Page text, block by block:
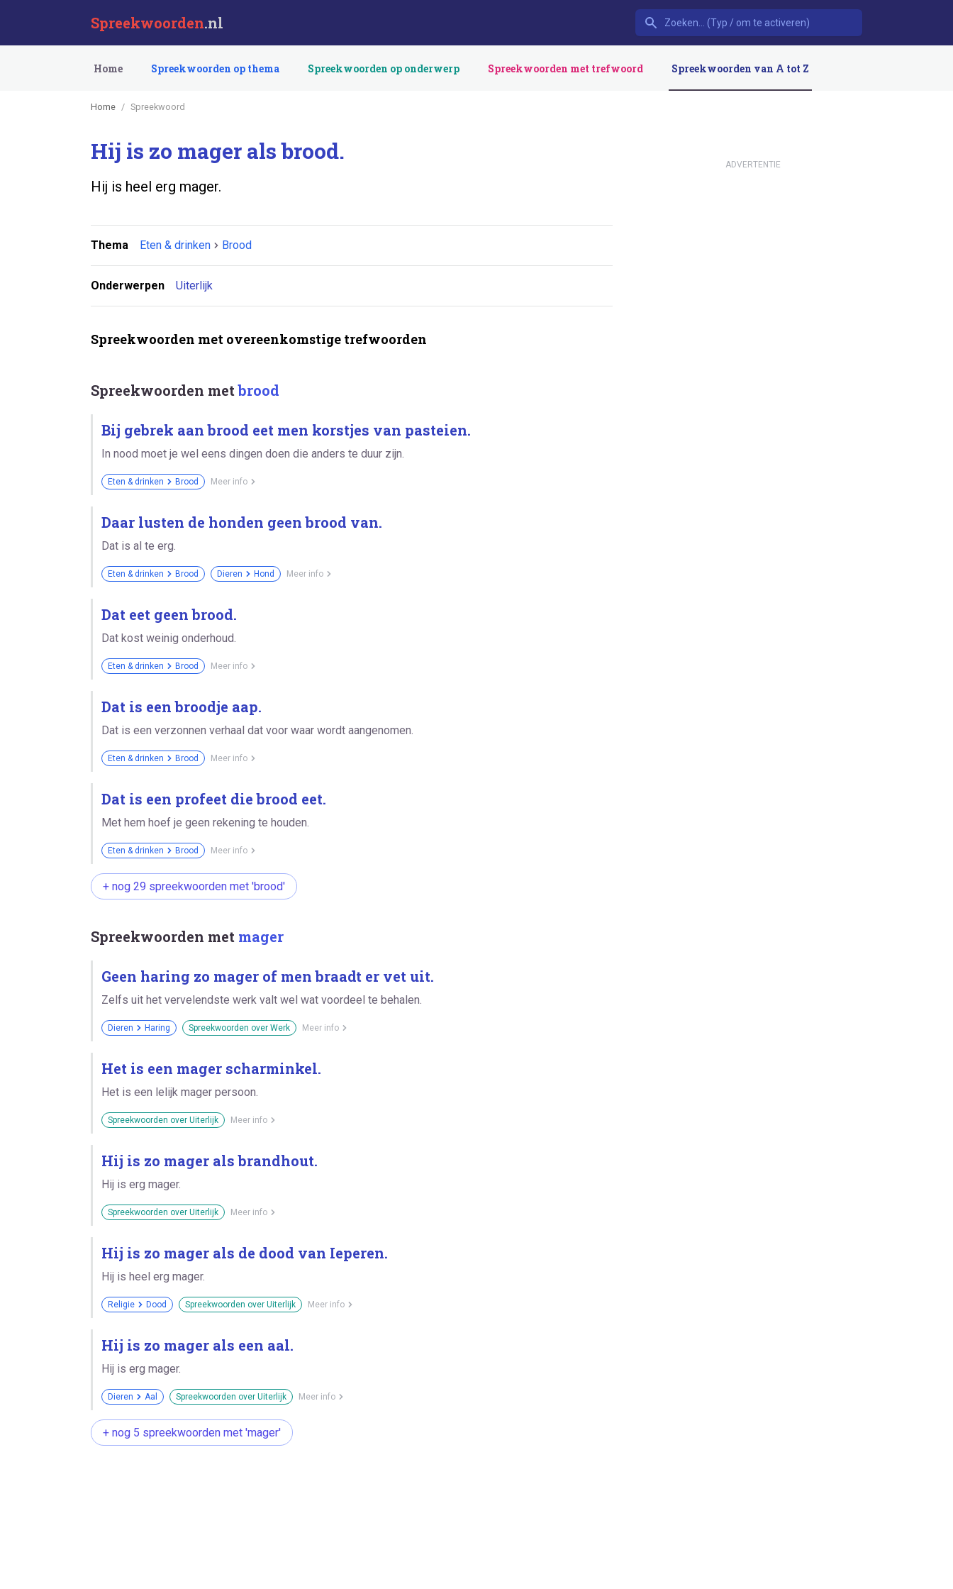
Spreekwoorden.nl
Home Spreekwoorden op thema Spreekwoorden op onderwerp Spreekwoorden met trefwoord Spreekwoorden van A tot Z
Home Spreekwoord
Hij is zo mager als brood.
Hij is heel erg mager.
Thema Eten & drinken Brood
Onderwerpen Uiterlijk
Spreekwoorden met overeenkomstige trefwoorden
Spreekwoorden metbrood
Bij gebrek aan brood eet men korstjes van pasteien.
In nood moet je wel eens dingen doen die anders te duur zijn.
Eten & drinken Brood Meer info
Daar lusten de honden geen brood van.
Dat is al te erg.
Eten & drinken Brood Dieren Hond Meer info
Dat eet geen brood.
Dat kost weinig onderhoud.
Eten & drinken Brood Meer info
Dat is een broodje aap.
Dat is een verzonnen verhaal dat voor waar wordt aangenomen.
Eten & drinken Brood Meer info
Dat is een profeet die brood eet.
Met hem hoef je geen rekening te houden.
Eten & drinken Brood Meer info
+ nog 29 spreekwoorden met 'brood'
Spreekwoorden met mager
Geen haring zo mager of men braadt er vet uit.
Zelfs uit het vervelendste werk valt wel wat voordeel te behalen.
Dieren Haring Spreekwoorden over Werk Meer info
Het is een mager scharminkel.
Het is een lelijk mager persoon.
Spreekwoorden over Uiterlijk Meer info
Hij is zo mager als brandhout.
Hij is erg mager.
Spreekwoorden over Uiterlijk Meer info
Hij is zo mager als de dood van Ieperen.
Hij is heel erg mager.
Religie Dood Spreekwoorden over Uiterlijk Meer info
Hij is zo mager als een aal.
Hij is erg mager.
Dieren Aal Spreekwoorden over Uiterlijk Meer info
+ nog 5 spreekwoorden met 'mager'
ADVERTENTIE